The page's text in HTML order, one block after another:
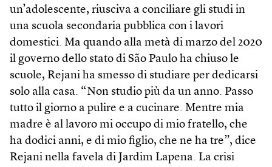
un’adolescente, riusciva a conciliare gli studi in
una scuola secondaria pubblica con i lavori
domestici. Ma quando alla metà di marzo del 2020
il governo dello stato di São Paulo ha chiuso le
scuole, Rejani ha smesso di studiare per dedicarsi
solo alla casa. “Non studio più da un anno. Passo
tutto il giorno a pulire e a cucinare. Mentre mia
madre è al lavoro mi occupo di mio fratello, che
ha dodici anni, e di mio figlio, che ne ha tre”, dice
Rejani nella favela di Jardim Lapena. La crisi